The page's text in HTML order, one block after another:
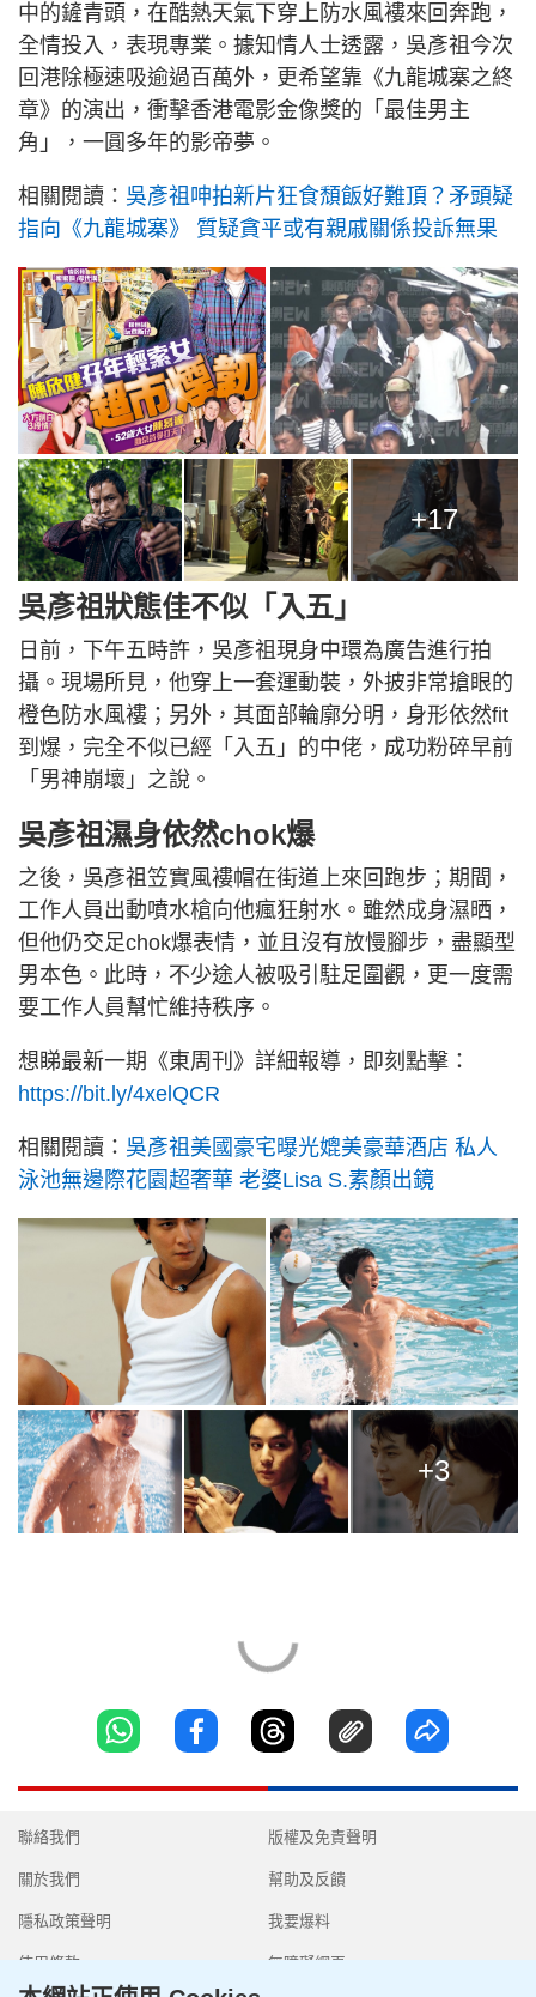
中的鏟青頭，在酷熱天氣下穿上防水風褸來回奔跑，
全情投入，表現專業。據知情人士透露，吳彥祖今次
回港除極速吸逾過百萬外，更希望靠《九龍城寨之終
章》的演出，衝擊香港電影金像獎的「最佳男主
角」，一圓多年的影帝夢。
相關閱讀： 吳彥祖呻拍新片狂食頹飯好難頂？矛頭疑
指向《九龍城寨》 質疑貪平或有親戚關係投訴無果
+17
吳彥祖狀態佳不似「入五」
日前，下午五時許，吳彥祖現身中環為廣告進行拍
攝。現場所見，他穿上一套運動裝，外披非常搶眼的
橙色防水風褸；另外，其面部輪廓分明，身形依然fit
到爆，完全不似已經「入五」的中佬，成功粉碎早前
「男神崩壞」之說。
吳彥祖濕身依然chok爆
之後，吳彥祖笠實風褸帽在街道上來回跑步；期間，
工作人員出動噴水槍向他瘋狂射水。雖然成身濕晒，
但他仍交足chok爆表情，並且沒有放慢腳步，盡顯型
男本色。此時，不少途人被吸引駐足圍觀，更一度需
要工作人員幫忙維持秩序。
想睇最新一期《東周刊》詳細報導，即刻點擊：
https://bit.ly/4xelQCR
相關閱讀： 吳彥祖美國豪宅曝光媲美豪華酒店 私人
泳池無邊際花園超奢華 老婆Lisa S.素顏出鏡
+3
聯絡我們
關於我們
隱私政策聲明
使用條款
版權及免責聲明
幫助及反饋
我要爆料
無障礙網頁